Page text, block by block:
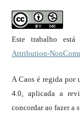
Este trabalho
Attribution-
A Caos é regida por
4.0, aplicada a
concordar ao fazer a